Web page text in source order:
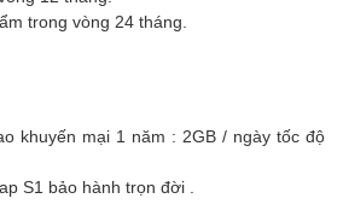
trong vòng 24 tháng.
khuyến mại 1 năm : 2GB / ngày tốc độ
S1 bảo hành trọn đời .